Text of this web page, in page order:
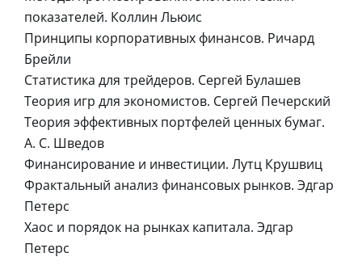
показателей. Коллин Льюис
Принципы корпоративных финансов. Ричард
Брейли
Статистика для трейдеров. Сергей Булашев
Теория игр для экономистов. Сергей Печерский
Теория эффективных портфелей ценных бумаг.
А. С. Шведов
Финансирование и инвестиции. Лутц Крушвиц
Фрактальный анализ финансовых рынков. Эдгар
Петерс
Хаос и порядок на рынках капитала. Эдгар
Петерс